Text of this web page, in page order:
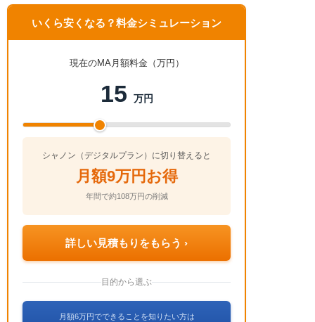
ゲ
シ
いくら安くなる？料金シミュレーション
現在のMA月額料金（万円）
15 万円
シャノン（デジタルプラン）に切り替えると
月額9万円お得
年間で約108万円の削減
詳しい見積もりをもらう ›
目的から選ぶ
月額6万円でできることを知りたい方は